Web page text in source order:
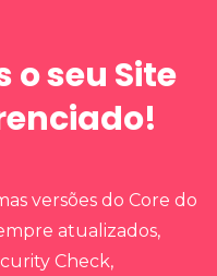
o seu Site
versões do Core do
atualizados,
Check,